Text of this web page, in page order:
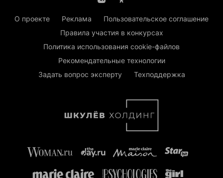
О проекте Реклама
Пользовательское соглашение
Правила участия в конкурсах
Политика использования cookie-файлов
Рекомендательные технологии
Задать вопрос эксперту
Техподдержка